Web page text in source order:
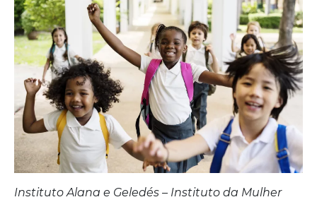
da
Lei
21%
dos
Instituto Alana e Geledés – Instituto da Mulher